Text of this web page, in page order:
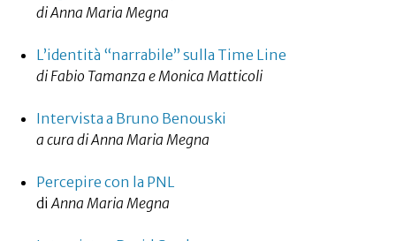
di Anna Maria Megna
L’identità “narrabile” sulla Time Line
di Fabio Tamanza e Monica Matticoli
Intervista a Bruno Benouski
a cura di Anna Maria Megna
Percepire con la PNL
di Anna Maria Megna